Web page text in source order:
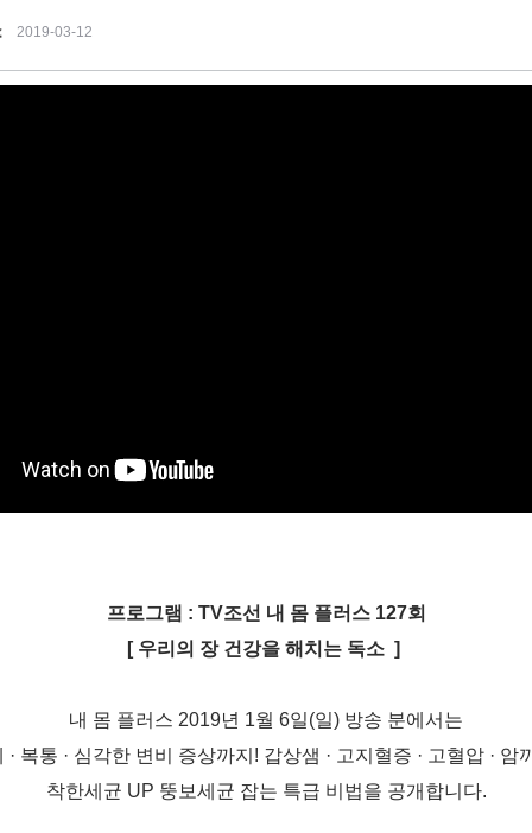
2019-03-12
프로그램 : TV조선 내 몸 플러스 127회
[ 우리의 장 건강을 해치는 독소 ​ ]
내 몸 플러스 ​ 2019년 1월 6일(일) 방송 분에서는
· 복통 · 심각한 변비 증상까지! 갑상샘 · 고지혈증 · 고혈압 · 암
착한세균 UP 뚱보세균 잡는 특급 비 법을 공개합니다.